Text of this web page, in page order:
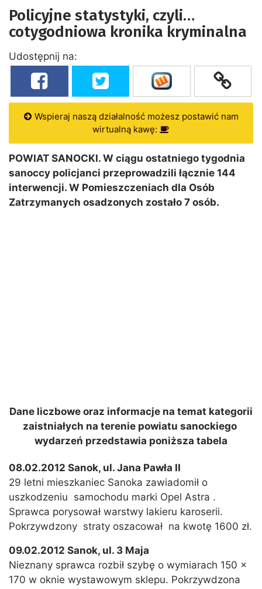
Policyjne statystyki, czyli…
cotygodniowa kronika kryminalna
Udostępnij na:
Wspieraj naszą działalność możesz postawić nam
wirtualną kawę:
POWIAT SANOCKI. W ciągu ostatniego tygodnia
sanoccy policjanci przeprowadzili łącznie 144
interwencji. W Pomieszczeniach dla Osób
Zatrzymanych osadzonych zostało 7 osób.
Dane liczbowe oraz informacje na temat kategorii
zaistniałych na terenie powiatu sanockiego
wydarzeń przedstawia poniższa tabela
08.02.2012 Sanok, ul. Jana Pawła II
29 letni mieszkaniec Sanoka zawiadomił o
uszkodzeniu samochodu marki Opel Astra .
Sprawca porysował warstwy lakieru karoserii.
Pokrzywdzony straty oszacował na kwotę 1600 zł.
09.02.2012 Sanok, ul. 3 Maja
Nieznany sprawca rozbił szybę o wymiarach 150 x
170 w oknie wystawowym sklepu. Pokrzywdzona